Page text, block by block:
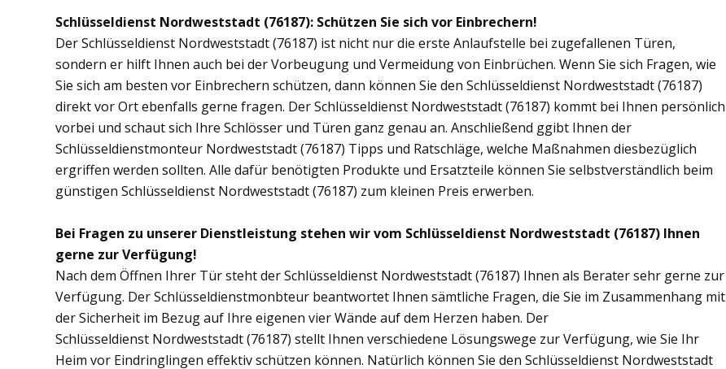
Schlüsseldienst Nordweststadt (76187): Schützen Sie sich vor Einbrechern!
Der Schlüsseldienst Nordweststadt (76187) ist nicht nur die erste Anlaufstelle bei zugefallenen Türen,
sondern er hilft Ihnen auch bei der Vorbeugung und Vermeidung von Einbrüchen. Wenn Sie sich Fragen, wie
Sie sich am besten vor Einbrechern schützen, dann können Sie den Schlüsseldienst Nordweststadt (76187)
direkt vor Ort ebenfalls gerne fragen. Der Schlüsseldienst Nordweststadt (76187) kommt bei Ihnen persönlich
vorbei und schaut sich Ihre Schlösser und Türen ganz genau an. Anschließend ggibt Ihnen der
Schlüsseldienstmonteur Nordweststadt (76187) Tipps und Ratschläge, welche Maßnahmen diesbezüglich
ergriffen werden sollten. Alle dafür benötigten Produkte und Ersatzteile können Sie selbstverständlich beim
günstigen Schlüsseldienst Nordweststadt (76187) zum kleinen Preis erwerben.
Bei Fragen zu unserer Dienstleistung stehen wir vom Schlüsseldienst Nordweststadt (76187) Ihnen
gerne zur Verfügung!
Nach dem Öffnen Ihrer Tür steht der Schlüsseldienst Nordweststadt (76187) Ihnen als Berater sehr gerne zur
Verfügung. Der Schlüsseldienstmonbteur beantwortet Ihnen sämtliche Fragen, die Sie im Zusammenhang mit
der Sicherheit im Bezug auf Ihre eigenen vier Wände auf dem Herzen haben. Der
Schlüsseldienst Nordweststadt (76187) stellt Ihnen verschiedene Lösungswege zur Verfügung, wie Sie Ihr
Heim vor Eindringlingen effektiv schützen können. Natürlich können Sie den Schlüsseldienst Nordweststadt